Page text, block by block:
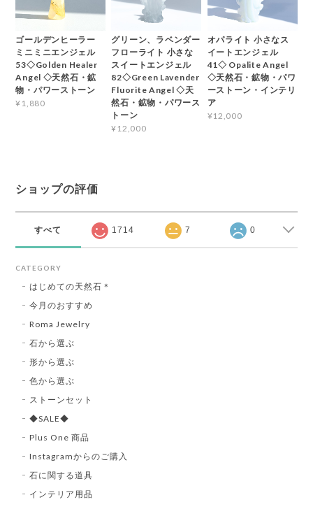
ゴールデンヒーラー
ミニミニエンジェル
53◇Golden Healer
Angel ◇天然石・鉱
物・パワーストーン
¥1,880
グリーン、ラベンダー
フローライト 小さな
スイートエンジェル
82◇Green Lavender
Fluorite Angel ◇天
然石・鉱物・パワース
トーン
¥12,000
オパライト 小さなス
イートエンジェル
41◇ Opalite Angel
◇天然石・鉱物・パワ
ーストーン・インテリ
ア
¥12,000
ショップの評価
すべて 1714 7 0
CATEGORY
はじめての天然石＊
今月のおすすめ
Roma Jewelry
石から選ぶ
形から選ぶ
色から選ぶ
ストーンセット
◆SALE◆
Plus One 商品
Instagramからのご購入
石に関する道具
インテリア用品